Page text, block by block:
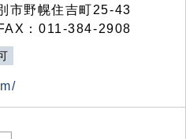
野幌住吉町25-43
：011-384-2908